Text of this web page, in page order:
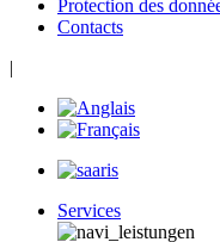
Protection des
Contacts
|
Services